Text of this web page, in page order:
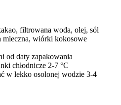
filtrowana woda, olej, sól
mleczna, wiórki kokosowe
od daty zapakowania
chłodnicze 2-7 °C
w lekko osolonej wodzie 3-4